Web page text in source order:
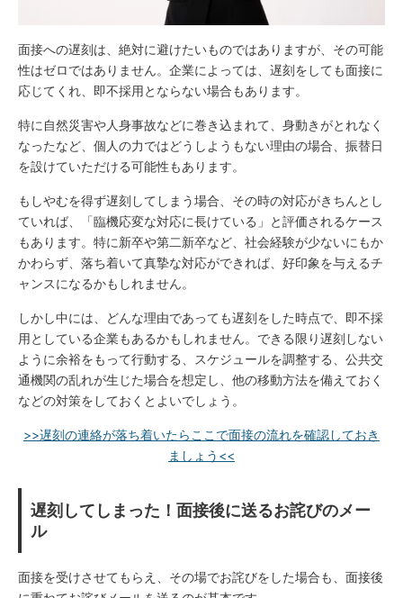
面接への遅刻は、絶対に避けたいものではありますが、その可能
性はゼロではありません。企業によっては、遅刻をしても面接に
応じてくれ、即不採用とならない場合もあります。
特に自然災害や人身事故などに巻き込まれて、身動きがとれなく
なったなど、個人の力ではどうしようもない理由の場合、振替日
を設けていただける可能性もあります。
もしやむを得ず遅刻してしまう場合、その時の対応がきちんとし
ていれば、「臨機応変な対応に長けている」と評価されるケース
もあります。特に新卒や第二新卒など、社会経験が少ないにもか
かわらず、落ち着いて真摯な対応ができれば、好印象を与えるチ
ャンスになるかもしれません。
しかし中には、どんな理由であっても遅刻をした時点で、即不採
用としている企業もあるかもしれません。できる限り遅刻しない
ように余裕をもって行動する、スケジュールを調整する、公共交
通機関の乱れが生じた場合を想定し、他の移動方法を備えておく
などの対策をしておくとよいでしょう。
>>遅刻の連絡が落ち着いたらここで面接の流れを確認しておき
ましょう<<
遅刻してしまった！面接後に送るお詫びのメー
ル
面接を受けさせてもらえ、その場でお詫びをした場合も、面接後